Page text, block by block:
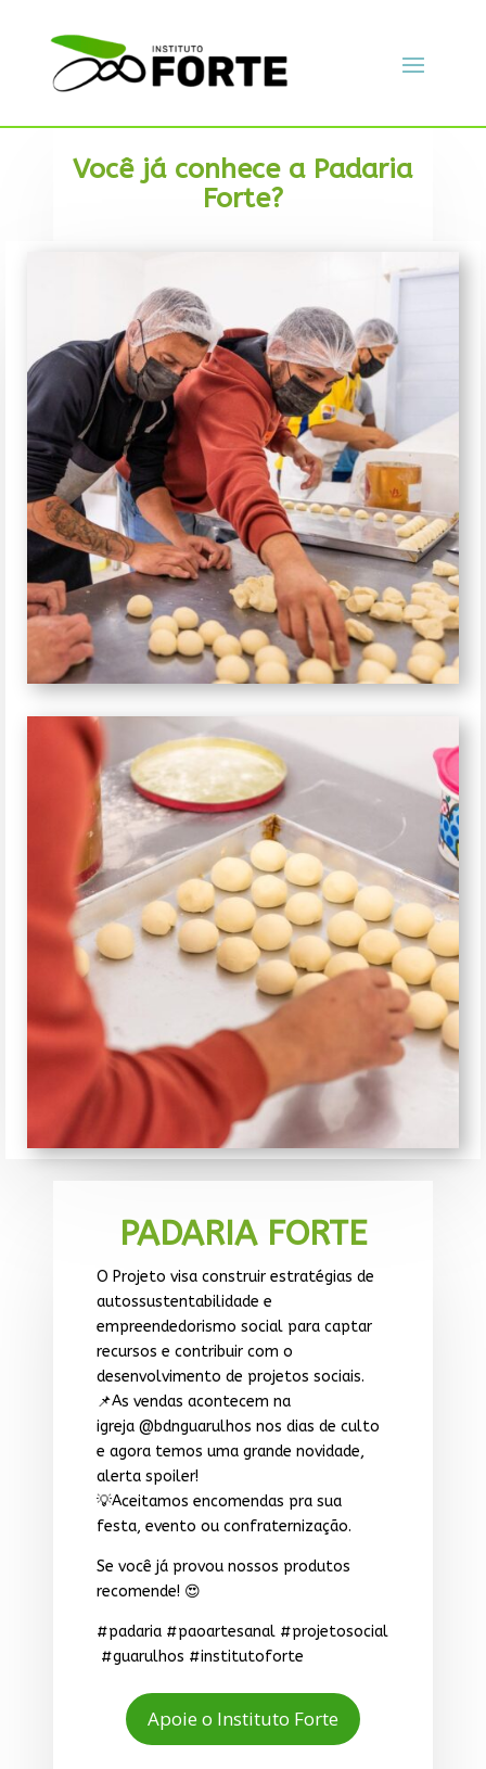
Você já conhece a Padaria
Forte?
PADARIA FORTE
O Projeto visa construir estratégias de
autossustentabilidade e
empreendedorismo social para captar
recursos e contribuir com o
desenvolvimento de projetos sociais.
📌As vendas acontecem na
igreja @bdnguarulhos nos dias de culto
e agora temos uma grande novidade,
alerta spoiler!
💡Aceitamos encomendas pra sua
festa, evento ou confraternização.
Se você já provou nossos produtos
recomende! 😍
#padaria #paoartesanal #projetosocial
#guarulhos #institutoforte
Apoie o Instituto Forte